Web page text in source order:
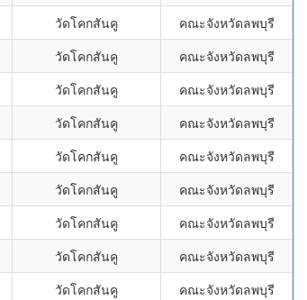
วัดโคกสันคู
คณะจังหวัดลพบุรี
วัดโคกสันคู
คณะจังหวัดลพบุรี
วัดโคกสันคู
คณะจังหวัดลพบุรี
วัดโคกสันคู
คณะจังหวัดลพบุรี
วัดโคกสันคู
คณะจังหวัดลพบุรี
วัดโคกสันคู
คณะจังหวัดลพบุรี
วัดโคกสันคู
คณะจังหวัดลพบุรี
วัดโคกสันคู
คณะจังหวัดลพบุรี
วัดโคกสันคู คณะจังหวัดลพบุรี